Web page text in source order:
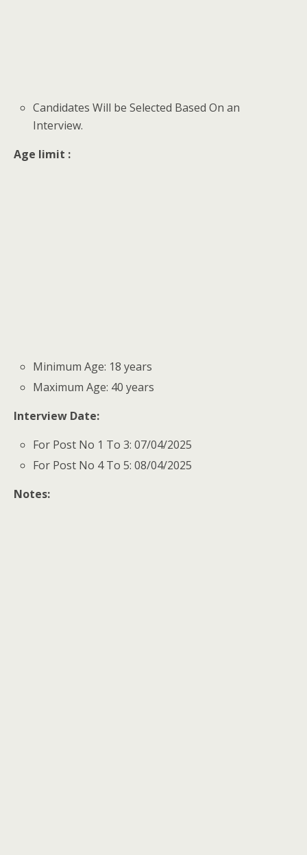
Candidates Will be Selected Based On an
Interview.
Age limit :
Minimum Age: 18 years
Maximum Age: 40 years
Interview Date:
For Post No 1 To 3: 07/04/2025
For Post No 4 To 5: 08/04/2025
Notes: